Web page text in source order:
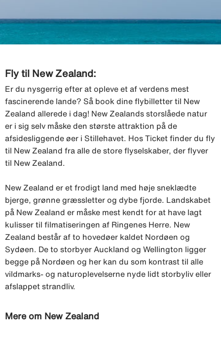
Fly til New Zealand:
Er du nysgerrig efter at opleve et af verdens mest
fascinerende lande? Så book dine flybilletter til New
Zealand allerede i dag! New Zealands storslåede natur
er i sig selv måske den største attraktion på de
afsidesliggende øer i Stillehavet. Hos Ticket finder du fly
til New Zealand fra alle de store flyselskaber, der flyver
til New Zealand.
New Zealand er et frodigt land med høje sneklædte
bjerge, grønne græssletter og dybe fjorde. Landskabet
på New Zealand er måske mest kendt for at have lagt
kulisser til filmatiseringen af Ringenes Herre. New
Zealand består af to hovedøer kaldet Nordøen og
Sydøen. De to storbyer Auckland og Wellington ligger
begge på Nordøen og her kan du som kontrast til alle
vildmarks- og naturoplevelserne nyde lidt storbyliv eller
afslappet strandliv.
Mere om New Zealand